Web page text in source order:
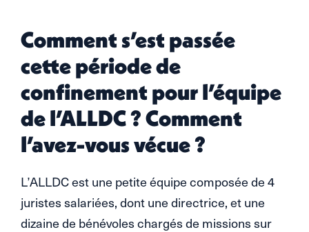
Comment s’est passée
cette période de
confinement pour l’équipe
de l’ALLDC ? Comment
l’avez-vous vécue ?
L’ALLDC est une petite équipe composée de 4
juristes salariées, dont une directrice, et une
dizaine de bénévoles chargés de missions sur